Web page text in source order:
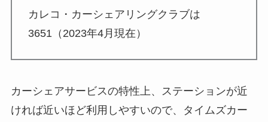
カレコ・カーシェアリングクラブは
3651（2023年4月現在）
カーシェアサービスの特性上、ステーションが近
ければ近いほど利用しやすいので、タイムズカー